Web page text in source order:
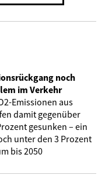
noch
im Verkehr
Emissionen aus
damit gegenüber
gesunken – ein
unter den 3 Prozent
bis 2050